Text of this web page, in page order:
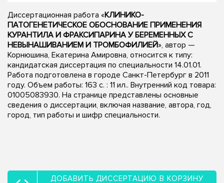
Диссертационная работа «КЛИНИКО-
ПАТОГЕНЕТИЧЕСКОЕ ОБОСНОВАНИЕ ПРИМЕНЕНИЯ
КУРАНТИЛА И ФРАКСИПАРИНА У БЕРЕМЕННЫХ С
НЕВЫНАШИВАНИЕМ И ТРОМБОФИЛИЕЙ», автор —
Корнюшина, Екатерина Амировна, относится к типу:
кандидатская диссертация по специальности 14.01.01.
Работа подготовлена в городе Санкт-Петербург в 2011
году. Объем работы: 163 с. : 11 ил.. Внутренний код товара:
01005083930. На странице представлены основные
сведения о диссертации, включая название, автора, год,
город, тип работы и шифр специальности.
ДОБАВИТЬ ДИССЕРТАЦИЮ В КОРЗИНУ